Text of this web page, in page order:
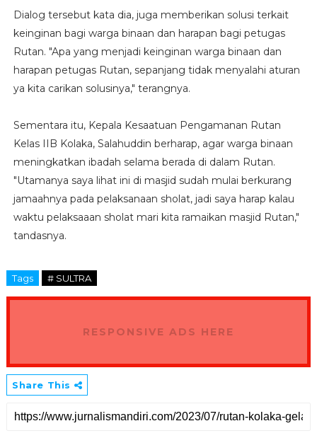
Dialog tersebut kata dia, juga memberikan solusi terkait
keinginan bagi warga binaan dan harapan bagi petugas
Rutan. "Apa yang menjadi keinginan warga binaan dan
harapan petugas Rutan, sepanjang tidak menyalahi aturan
ya kita carikan solusinya," terangnya.
Sementara itu, Kepala Kesaatuan Pengamanan Rutan
Kelas IIB Kolaka, Salahuddin berharap, agar warga binaan
meningkatkan ibadah selama berada di dalam Rutan.
"Utamanya saya lihat ini di masjid sudah mulai berkurang
jamaahnya pada pelaksanaan sholat, jadi saya harap kalau
waktu pelaksaaan sholat mari kita ramaikan masjid Rutan,"
tandasnya.
Tags # SULTRA
RESPONSIVE ADS HERE
Share This